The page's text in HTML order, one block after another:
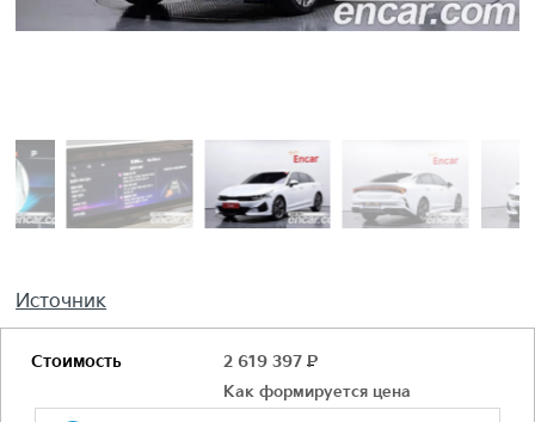
Источник
Стоимость 2 619 397 Р
Как формируется цена